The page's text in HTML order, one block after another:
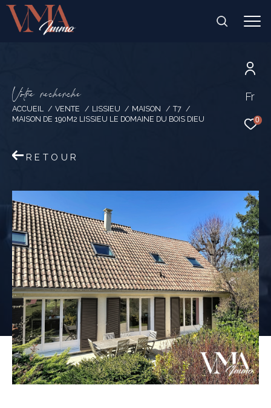
Fr
0
Votre recherche
ACCUEIL VENTE LISSIEU MAISON
T7
MAISON DE 190M2 LISSIEU LE DOMAINE DU BOIS DIEU
RETOUR